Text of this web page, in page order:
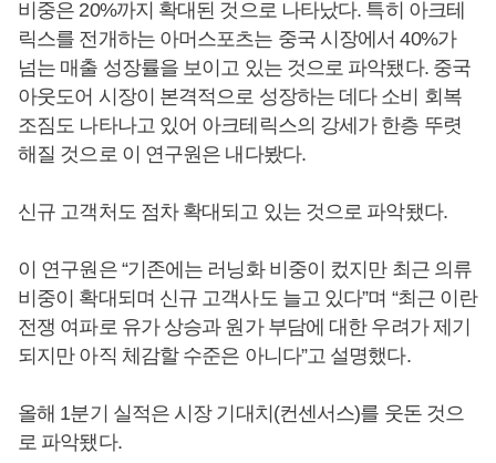
비중은 20%까지 확대된 것으로 나타났다. 특히 아크테
릭스를 전개하는 아머스포츠는 중국 시장에서 40%가
넘는 매출 성장률을 보이고 있는 것으로 파악됐다. 중국
아웃도어 시장이 본격적으로 성장하는 데다 소비 회복
조짐도 나타나고 있어 아크테릭스의 강세가 한층 뚜렷
해질 것으로 이 연구원은 내다봤다.
신규 고객처도 점차 확대되고 있는 것으로 파악됐다.
이 연구원은 “기존에는 러닝화 비중이 컸지만 최근 의류
비중이 확대되며 신규 고객사도 늘고 있다”며 “최근 이란
전쟁 여파로 유가 상승과 원가 부담에 대한 우려가 제기
되지만 아직 체감할 수준은 아니다”고 설명했다.
올해 1분기 실적은 시장 기대치(컨센서스)를 웃돈 것으
로 파악됐다.